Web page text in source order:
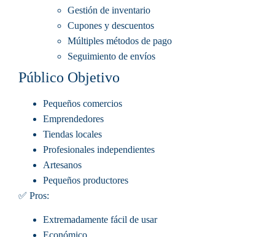
Gestión de inventario
Cupones y descuentos
Múltiples métodos de pago
Seguimiento de envíos
Público Objetivo
Pequeños comercios
Emprendedores
Tiendas locales
Profesionales independientes
Artesanos
Pequeños productores
✅ Pros:
Extremadamente fácil de usar
Económico